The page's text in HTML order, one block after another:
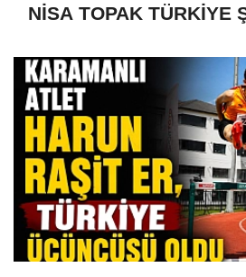
NİSA TOPAK TÜRKİYE